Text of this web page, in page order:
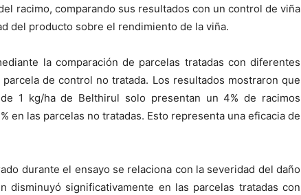
racimo, comparando sus resultados con un control de viña
del producto sobre el rendimiento de la viña.
la comparación de parcelas tratadas con diferentes
de control no tratada. Los resultados mostraron que
1 kg/ha de Belthirul solo presentan un 4% de racimos
en las parcelas no tratadas. Esto representa una eficacia de
durante el ensayo se relaciona con la severidad del daño
disminuyó significativamente en las parcelas tratadas con